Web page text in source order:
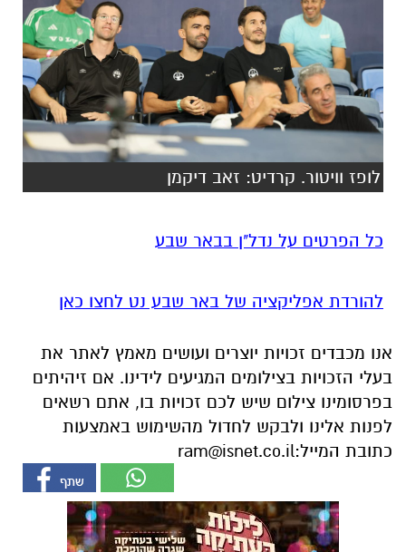
לופז וויטור. קרדיט: זאב דיקמן
כל הפרטים על נדל"ן בבאר שבע
להורדת אפליקציה של באר שבע נט לחצו כאן
אנו מכבדים זכויות יוצרים ועושים מאמץ לאתר את
בעלי הזכויות בצילומים המגיעים לידינו. אם זיהיתים
בפרסומינו צילום שיש לכם זכויות בו, אתם רשאים
לפנות אלינו ולבקש לחדול מהשימוש באמצעות
כתובת המייל:ram@isnet.co.il